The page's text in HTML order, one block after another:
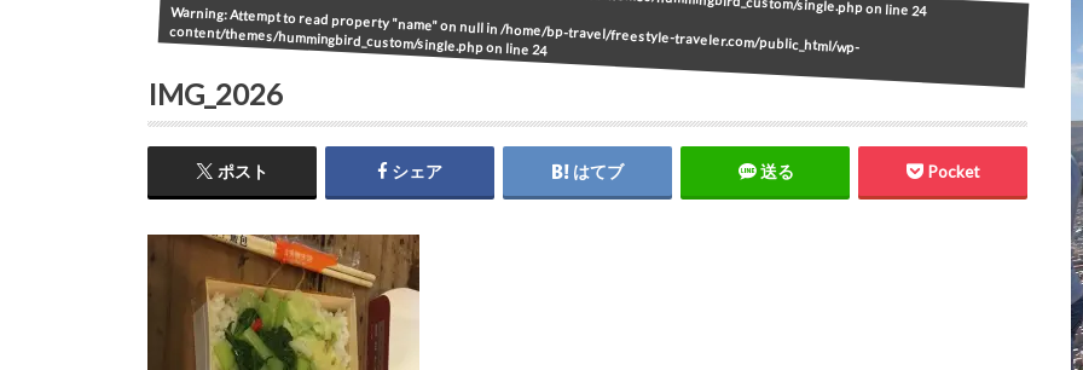
24
Warning: Attempt to read property "name" on null in/home/bp-travel/freestyle-traveler.com/public_html/wp-
content/themes/hummingbird_custom/single.phpon line 24
IMG_2026
ポスト シェア はてブ 送る Pocket